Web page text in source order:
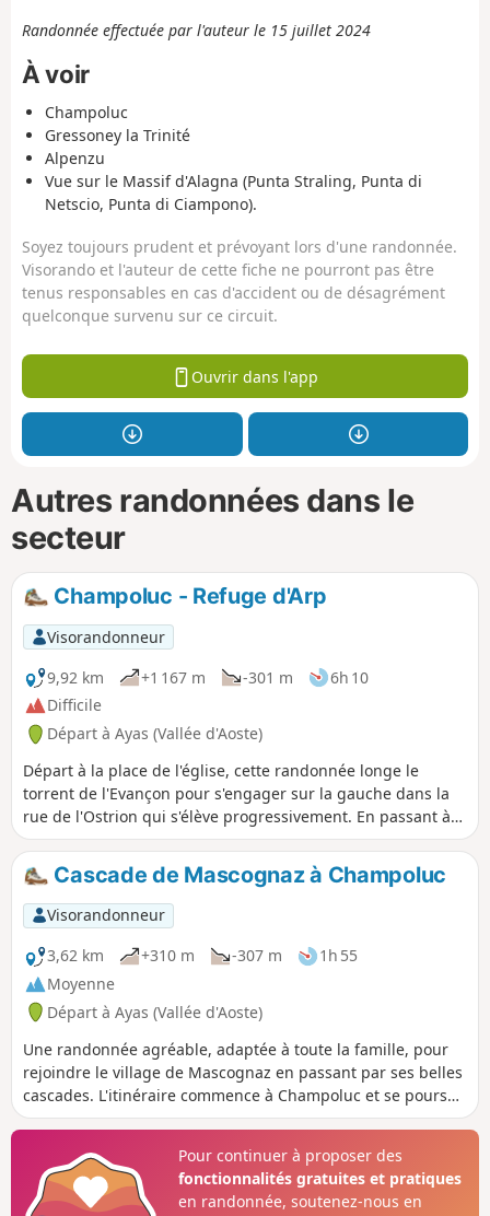
Randonnée effectuée par l'auteur le 15 juillet 2024
À voir
Champoluc
Gressoney la Trinité
Alpenzu
Vue sur le Massif d'Alagna (Punta Straling, Punta di
Netscio, Punta di Ciampono).
Soyez toujours prudent et prévoyant lors d'une randonnée.
Visorando et l'auteur de cette fiche ne pourront pas être
tenus responsables en cas d'accident ou de désagrément
quelconque survenu sur ce circuit.
Ouvrir dans l'app
Autres randonnées dans le
secteur
Champoluc - Refuge d'Arp
Visorandonneur
9,92 km
+1 167 m -301 m
6h 10
Difficile
Départ à Ayas (Vallée d'Aoste)
Départ à la place de l'église, cette randonnée longe le
torrent de l'Evançon pour s'engager sur la gauche dans la
rue de l'Ostrion qui s'élève progressivement. En passant à
la petite chapelle qui surplombe le village de Champoluc et
la vallée d'Ayas, vous atteignez le village de Mascognaz,
village Walser authentique et de toute beauté. La
randonnée passe par Col de Palasina puis, par une légère
descente, vous atteindrez les sauvages lacs Bataille et
ensuite le refuge de l'Arp à 2400 mètres.
Cascade de Mascognaz à Champoluc
Visorandonneur
3,62 km
+310 m -307 m
1h 55
Moyenne
Départ à Ayas (Vallée d'Aoste)
Une randonnée agréable, adaptée à toute la famille, pour
rejoindre le village de Mascognaz en passant par ses belles
cascades. L'itinéraire commence à Champoluc et se poursuit
sur le sentier à travers la forêt, en longeant le ruisseau et
possible d'emprunter plusieurs itinéraires plus longs.
Pour continuer à proposer des
fonctionnalités gratuites et pratiques
en randonnée, soutenez-nous en